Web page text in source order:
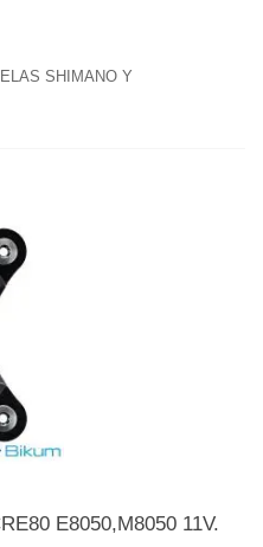
SHIMANO Y
E8050,M8050 11V.